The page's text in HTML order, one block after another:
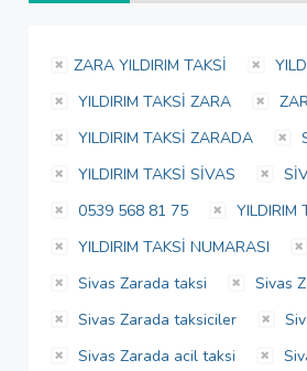
ZARA YILDIRIM TAKSİ
YILDIRIM TAKSİ ZARA
YILDIRIM TAKSİ ZARADA
YILDIRIM TAKSİ SİVAS
0539 568 81 75
YILDIRIM
YILDIRIM TAKSİ NUMARASI
Sivas Zarada taksi
Sivas
Sivas Zarada taksiciler
Sivas Zarada acil taksi